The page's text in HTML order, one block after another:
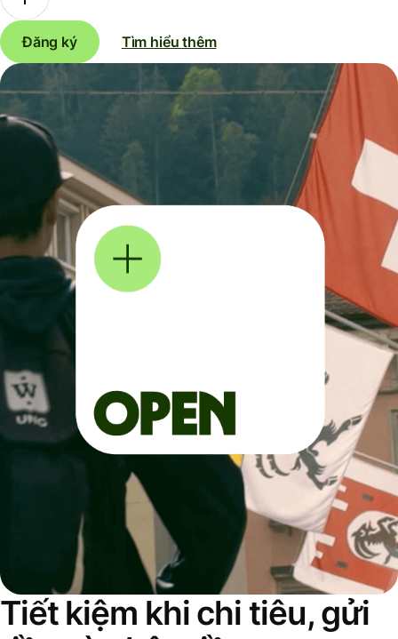
Đăng ký Tìm hiểu thêm
Tiết kiệm khi chi tiêu, gửi